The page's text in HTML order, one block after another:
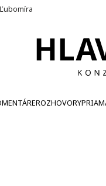
Ľubomíra
ROZHOVORY